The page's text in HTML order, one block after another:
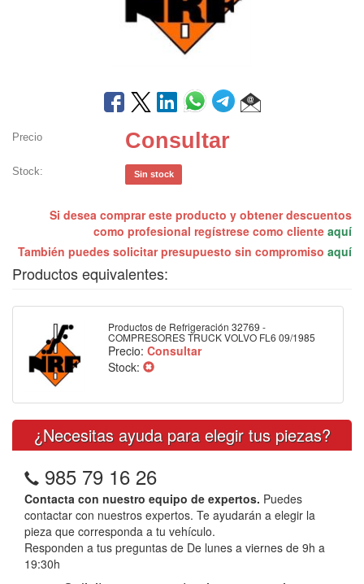
Precio Consultar
Stock: Sin stock
Si desea comprar este producto y obtener descuentos
como profesional regístrese como cliente aquí
También puedes solicitar presupuesto sin compromiso aquí
Productos equivalentes:
Productos de Refrigeración 32769 -
COMPRESORES TRUCK VOLVO FL6 09/1985
Precio: Consultar
Stock:
¿Necesitas ayuda para elegir tus piezas?
985 79 16 26
Contacta con nuestro equipo de expertos. Puedes
contactar con nuestros expertos. Te ayudarán a elegir la
pieza que corresponda a tu vehículo.
Responden a tus preguntas de De lunes a viernes de 9h a
19:30h